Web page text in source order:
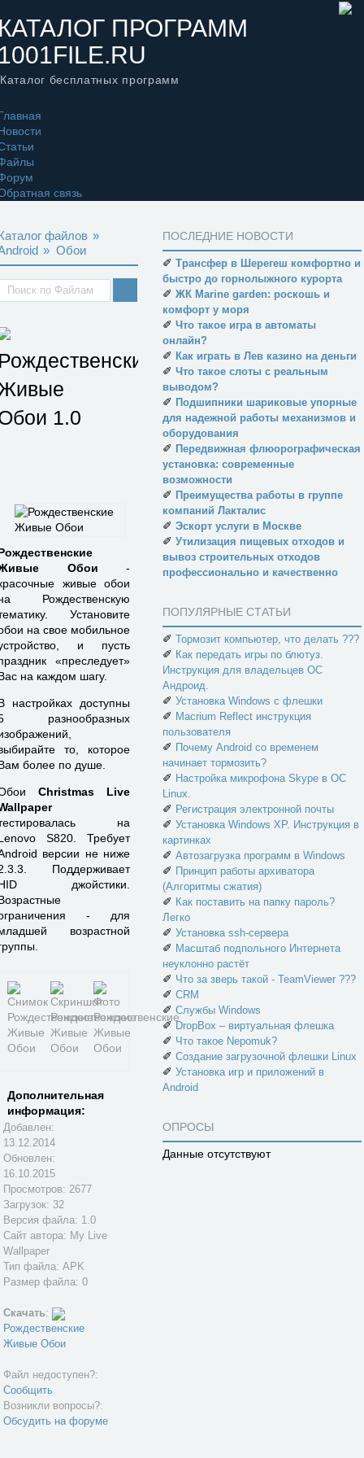
ПРОГРАММ
Каталог бесплатных программ
связь
файлов »
» Обои
1.0
Обои -
живые обои
Рождественскую
Установите
на свое мобильное
и пусть
«преследует»
на каждом шагу.
настройках доступны
разнообразных
то, которое
более по душе.
Christmas Live
на
S820. Требует
версии не ниже
Поддерживает
джойстики.
- для
возрастной
Дополнительная
информация:
Добавлен:
13.12.2014
Обновлен:
16.10.2015
Просмотров: 2677
Загрузок: 32
Версия файла: 1.0
Сайт автора: My Live
Wallpaper
Тип файла: APK
Размер файла: 0
Скачать:
Рождественские
Живые Обои
Файл недоступен?:
Сообщить
Возникли вопросы?:
Обсудить на форуме
ПОСЛЕДНИЕ НОВОСТИ
✐ Трансфер в Шерегеш комфортно и
быстро до горнолыжного курорта
✐ ЖК Marine garden: роскошь и
комфорт у моря
✐ Что такое игра в автоматы
онлайн?
✐ Как играть в Лев казино на деньги
✐ Что такое слоты с реальным
выводом?
✐ Подшипники шариковые упорные
для надежной работы механизмов и
оборудования
✐ Передвижная флюорографическая
установка: современные
возможности
✐ Преимущества работы в группе
компаний Лакталис
✐ Эскорт услуги в Москве
✐ Утилизация пищевых отходов и
вывоз строительных отходов
профессионально и качественно
ПОПУЛЯРНЫЕ СТАТЬИ
✐ Тормозит компьютер, что делать ???
✐ Как передать игры по блютуз.
Инструкция для владельцев ОС
Андроид.
✐ Установка Windows с флешки
✐ Macrium Reflect инструкция
пользователя
✐ Почему Android со временем
начинает тормозить?
✐ Настройка микрофона Skype в ОС
Linux.
✐ Регистрация электронной почты
✐ Установка Windows XP. Инструкция в
картинках
✐ Автозагрузка программ в Windows
✐ Принцип работы архиватора
(Алгоритмы сжатия)
✐ Как поставить на папку пароль?
Легко
✐ Установка ssh-сервера
✐ Масштаб подпольного Интернета
неуклонно растёт
✐ Что за зверь такой - TeamViewer ???
✐ CRM
✐ Службы Windows
✐DropBox – виртуальная флешка
✐ Что такое Nepomuk?
✐ Создание загрузочной флешки Linux
✐ Установка игр и приложений в
Android
ОПРОСЫ
Данные отсутствуют